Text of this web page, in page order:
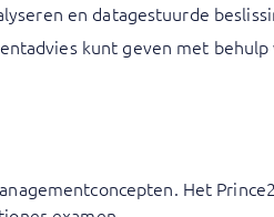
en datagestuurde
kunt geven met behulp
Het